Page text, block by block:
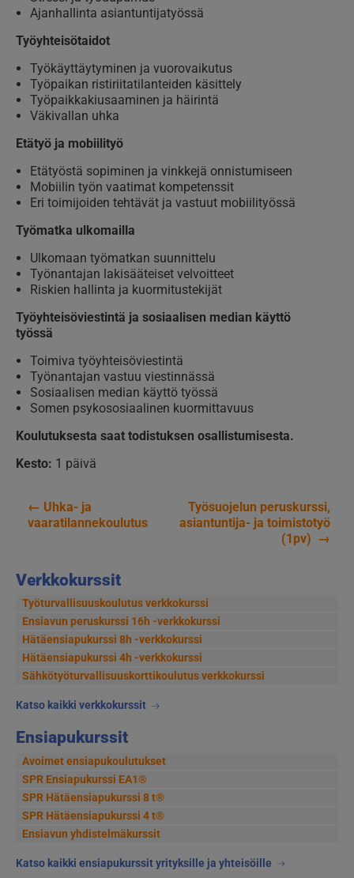
Verkkokurssit
Työturvallisuuskoulutus verkkokurssi
Ensiavun peruskurssi 16h -verkkokurssi
Hätäensiapukurssi 8h -verkkokurssi
Hätäensiapukurssi 4h -verkkokurssi
Sähkötyöturvallisuus­korttikoulutus verkkokurssi
Katso kaikki verkkokurssit
Ensiapukurssit
Avoimet ensiapukoulutukset
SPR Ensiapukurssi EA1®
SPR Hätäensiapukurssi 8 t®
SPR Hätäensiapukurssi 4 t®
Ensiavun yhdistelmäkurssit
Katso kaikki ensiapukurssit yrityksille ja yhteisöille
Ajanhallinta asiantuntijatyössä
Työyhteisötaidot
Työkäyttäytyminen ja vuorovaikutus
Työpaikan ristiriitatilanteiden käsittely
Työpaikkakiusaaminen ja häirintä
Väkivallan uhka
Etätyö ja mobiilityö
Etätyöstä sopiminen ja vinkkejä onnistumiseen
Mobiilin työn vaatimat kompetenssit
Eri toimijoiden tehtävät ja vastuut mobiilityössä
Työmatka ulkomailla
Ulkomaan työmatkan suunnittelu
Työnantajan lakisääteiset velvoitteet
Riskien hallinta ja kuormitustekijät
Työyhteisöviestintä ja sosiaalisen median käyttö
työssä
Toimiva työyhteisöviestintä
Työnantajan vastuu viestinnässä
Sosiaalisen median käyttö työssä
Somen psykososiaalinen kuormittavuus
Koulutuksesta saat todistuksen osallistumisesta.
Kesto: 1 päivä
Artikkelien
← Uhka- ja
vaaratilannekoulutus
Työsuojelun peruskurssi,
asiantuntija- ja toimistotyö
(1pv) →